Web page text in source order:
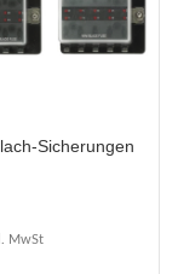
Sicherungen
MwSt